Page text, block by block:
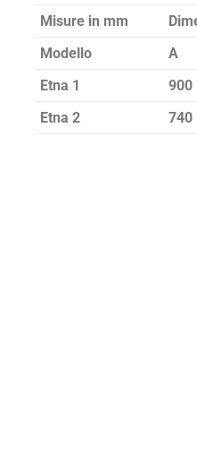
Misure in mm
Modello
A
Etna 1
900
Etna 2
740